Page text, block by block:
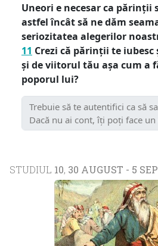
Uneori e necesar ca părinții
astfel încât să ne dăm
seriozitatea alegerilor
11 Crezi că părinții te
și de viitorul tău așa cum a
poporul lui?
STUDIUL 10, 30 AUGUST - 5